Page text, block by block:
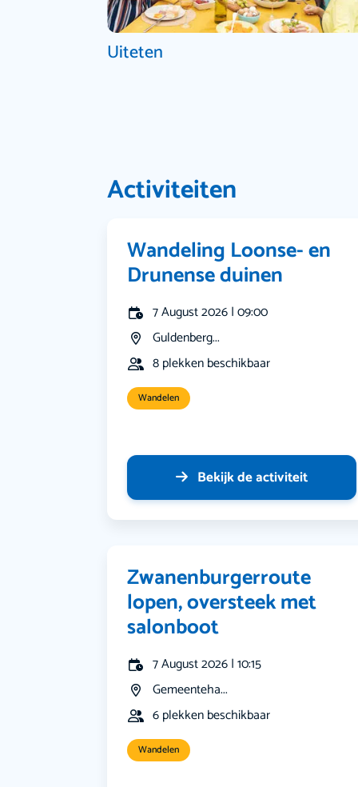
Uiteten
Activiteiten
Wandeling Loonse- en
Drunense duinen
7 August 2026 | 09:00
Guldenberg...
8 plekken beschikbaar
Wandelen
Bekijk de activiteit
Zwanenburgerroute
lopen, oversteek met
salonboot
7 August 2026 | 10:15
Gemeenteha...
6 plekken beschikbaar
Wandelen